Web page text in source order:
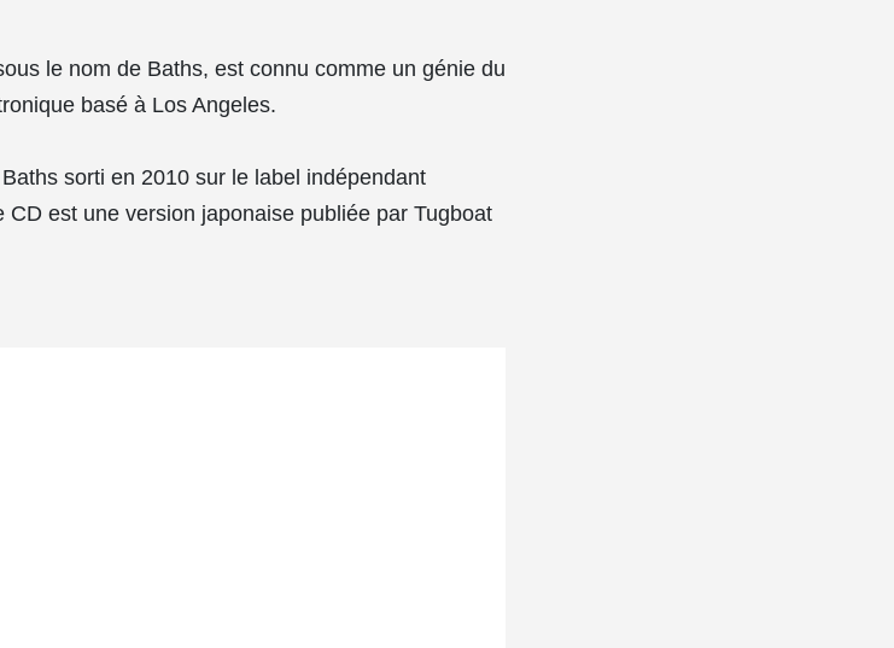
le nom de Baths, est connu comme un génie du
basé à Los Angeles.
sorti en 2010 sur le label indépendant
est une version japonaise publiée par Tugboat